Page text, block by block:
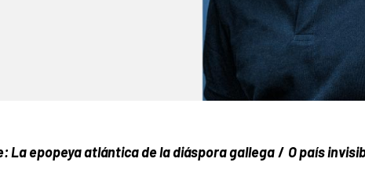
La epopeya atlántica de la diáspora gallega/ O país